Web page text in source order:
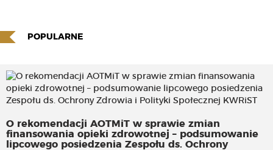
POPULARNE
O rekomendacji AOTMiT w sprawie zmian
finansowania opieki zdrowotnej – podsumowanie
lipcowego posiedzenia Zespołu ds. Ochrony